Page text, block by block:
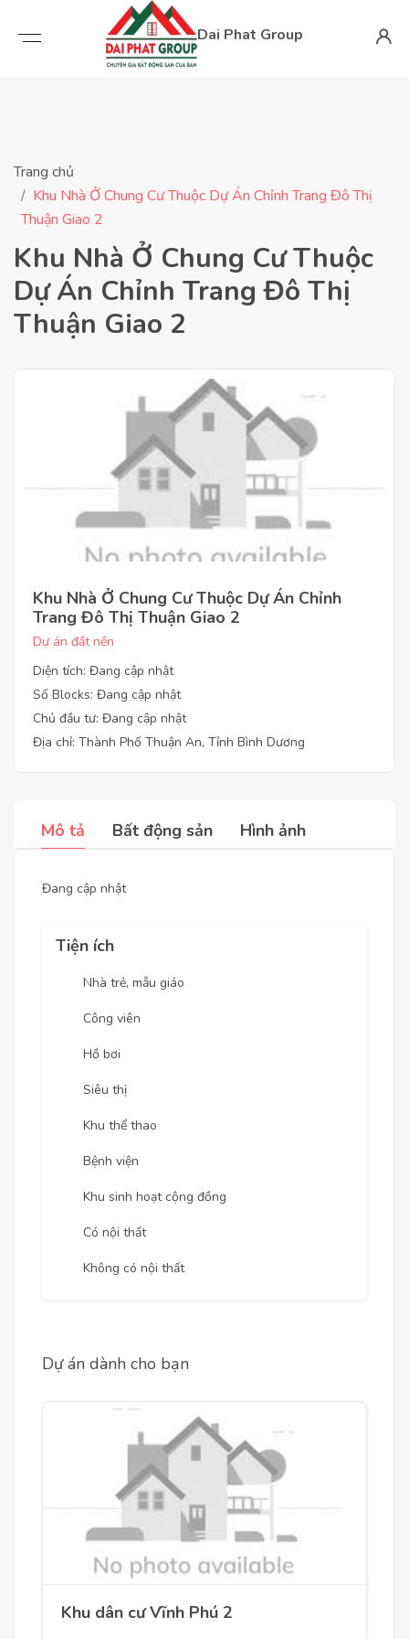
Dai Phat Group
Trang chủ
Khu Nhà Ở Chung Cư Thuộc Dự Án Chỉnh Trang Đô Thị
Thuận Giao 2
Khu Nhà Ở Chung Cư Thuộc
Dự Án Chỉnh Trang Đô Thị
Thuận Giao 2
Khu Nhà Ở Chung Cư Thuộc Dự Án Chỉnh
Trang Đô Thị Thuận Giao 2
Dự án đất nền
Diện tích: Đang cập nhật
Số Blocks: Đang cập nhật
Chủ đầu tư: Đang cập nhật
Địa chỉ: Thành Phố Thuận An, Tỉnh Bình Dương
Mô tả Bất động sản Hình ảnh
Đang cập nhật
Tiện ích
Nhà trẻ, mẫu giáo
Công viên
Hồ bơi
Siêu thị
Khu thể thao
Bệnh viện
Khu sinh hoạt cộng đồng
Có nội thất
Không có nội thất
Dự án dành cho bạn
Khu dân cư Vĩnh Phú 2